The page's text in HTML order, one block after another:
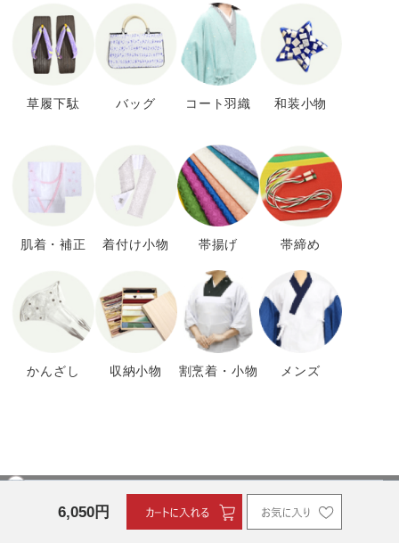
6,050円
草履下駄 バッグ コート羽織 和装小物
肌着・補正 着付け小物 帯揚げ 帯締め
かんざし 収納小物 割烹着・小物 メンズ
お買い物ガイド